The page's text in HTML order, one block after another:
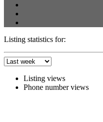
Listing statistics for:
Listing views
Phone number views